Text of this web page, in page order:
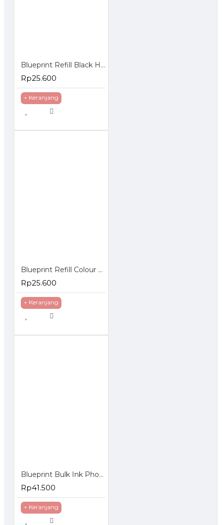
Blueprint Refill Black HP
Rp25.600
+ Keranjang
Blueprint Refill Colour Canon
Rp25.600
+ Keranjang
Blueprint Bulk Ink Photo 100 ml Canon 4 Warna
Rp41.500
+ Keranjang